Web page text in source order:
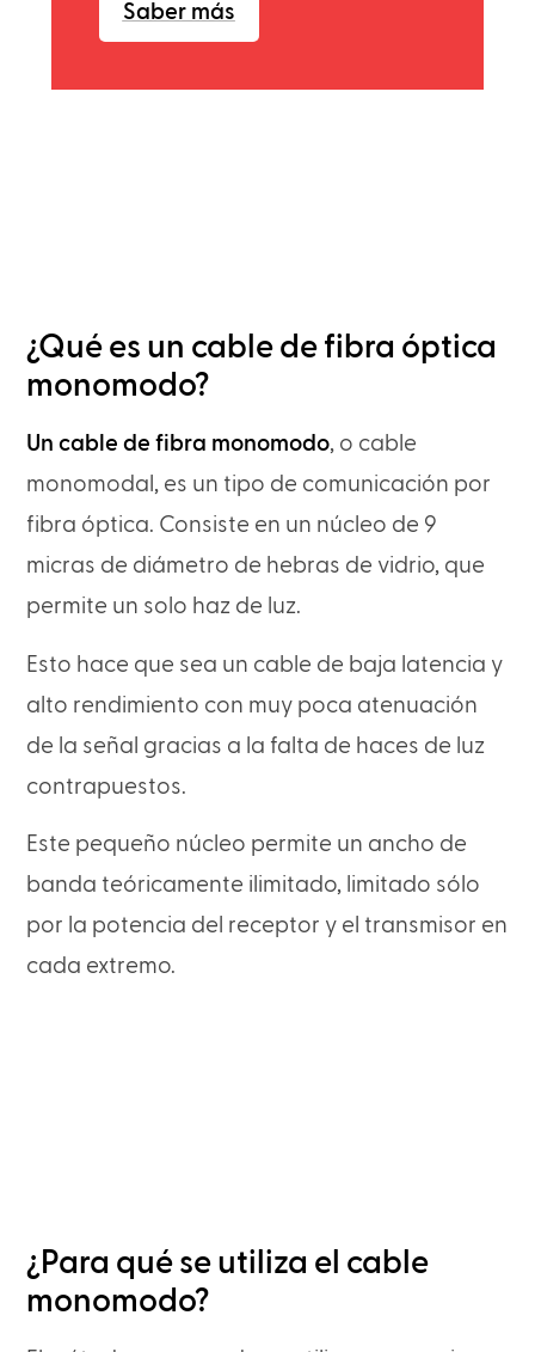
Saber más
¿Qué es un cable de fibra óptica
monomodo?
Un cable de fibra monomodo, o cable
monomodal, es un tipo de comunicación por
fibra óptica. Consiste en un núcleo de 9
micras de diámetro de hebras de vidrio, que
permite un solo haz de luz.
Esto hace que sea un cable de baja latencia y
alto rendimiento con muy poca atenuación
de la señal gracias a la falta de haces de luz
contrapuestos.
Este pequeño núcleo permite un ancho de
banda teóricamente ilimitado, limitado sólo
por la potencia del receptor y el transmisor en
cada extremo.
¿Para qué se utiliza el cable
monomodo?